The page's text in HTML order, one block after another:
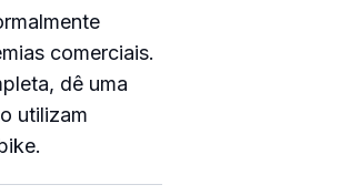
comerciais.
dê uma
utilizam